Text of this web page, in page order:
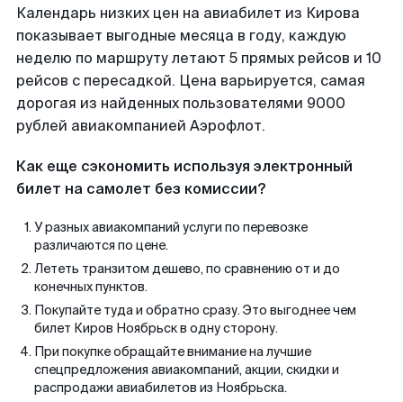
Календарь низких цен на авиабилет из Кирова
показывает выгодные месяца в году, каждую
неделю по маршруту летают 5 прямых рейсов и 10
рейсов с пересадкой. Цена варьируется, самая
дорогая из найденных пользователями 9000
рублей авиакомпанией Аэрофлот.
Как еще сэкономить используя электронный
билет на самолет без комиссии?
У разных авиакомпаний услуги по перевозке
различаются по цене.
Лететь транзитом дешево, по сравнению от и до
конечных пунктов.
Покупайте туда и обратно сразу. Это выгоднее чем
билет Киров Ноябрьск в одну сторону.
При покупке обращайте внимание на лучшие
спецпредложения авиакомпаний, акции, скидки и
распродажи авиабилетов из Ноябрьска.